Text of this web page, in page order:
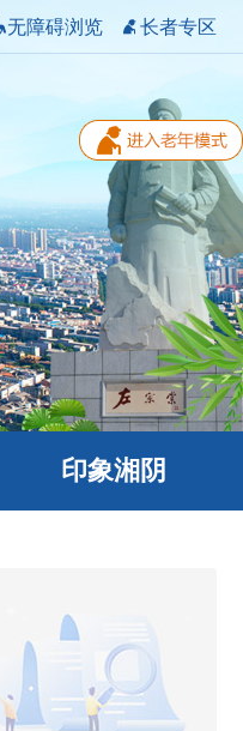
无障碍浏览 长者专区
印象湘阴